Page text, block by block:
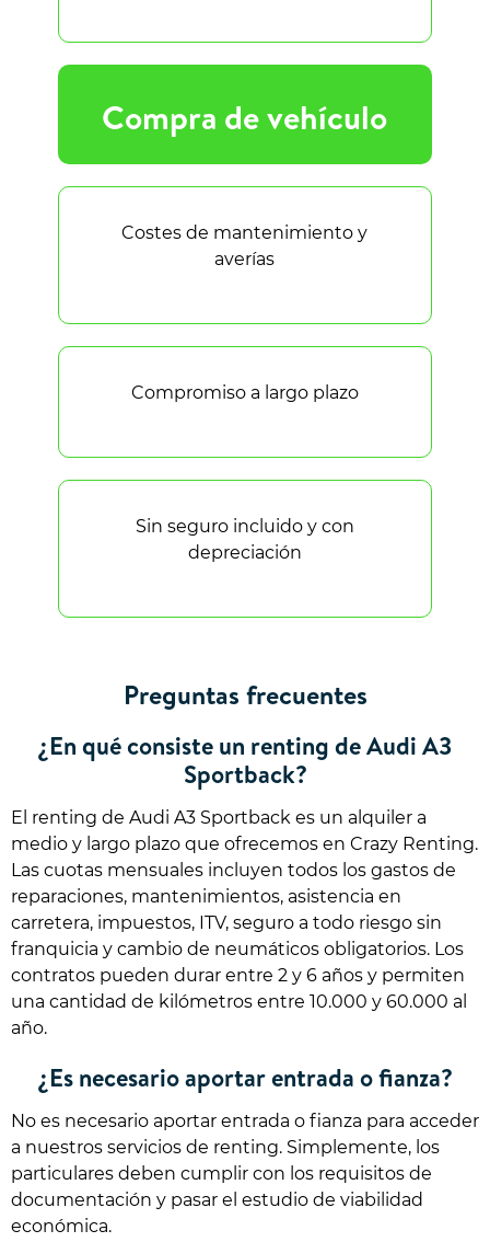
Compra de vehículo
Costes de mantenimiento y
averías
Compromiso a largo plazo
Sin seguro incluido y con
depreciación
Preguntas frecuentes
¿En qué consiste un renting de Audi A3
Sportback?
El renting de Audi A3 Sportback es un alquiler a
medio y largo plazo que ofrecemos en Crazy Renting.
Las cuotas mensuales incluyen todos los gastos de
reparaciones, mantenimientos, asistencia en
carretera, impuestos, ITV, seguro a todo riesgo sin
franquicia y cambio de neumáticos obligatorios. Los
contratos pueden durar entre 2 y 6 años y permiten
una cantidad de kilómetros entre 10.000 y 60.000 al
año.
¿Es necesario aportar entrada o fianza?
No es necesario aportar entrada o fianza para acceder
a nuestros servicios de renting. Simplemente, los
particulares deben cumplir con los requisitos de
documentación y pasar el estudio de viabilidad
económica.